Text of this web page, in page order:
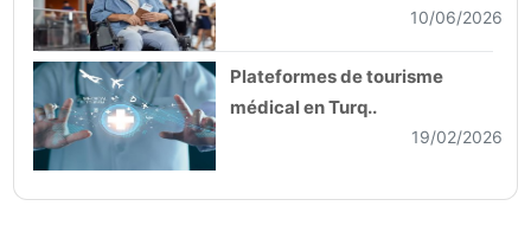
10/06/2026
Plateformes de tourisme
médical en Turq..
19/02/2026